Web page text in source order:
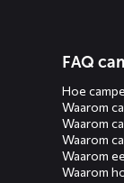
FAQ
Hoe
Waarom
Waarom
Waarom
Waarom
Waarom